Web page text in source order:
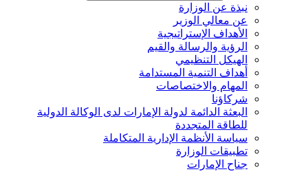
نبذة عن الوزارة
عن معالي الوزير
الأهداف الإستراتيجية
الرؤية والرسالة والقيم
الهيكل التنظيمي
أهداف التنمية المستدامة
المهام والاختصاصات
شركاؤنا
البعثة الدائمة لدولة الإمارات لدى الوكالة الدولية
للطاقة المتجددة
سياسة الأنظمة الإدارية المتكاملة
تطبيقات الوزارة
جناح الإمارات